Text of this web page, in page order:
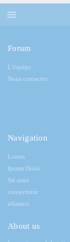
Forum
L’équipe
Nous contacter
Navigation
Lorem
Ipsum Dolor
Sit amet
consectetur
ullamco
About us